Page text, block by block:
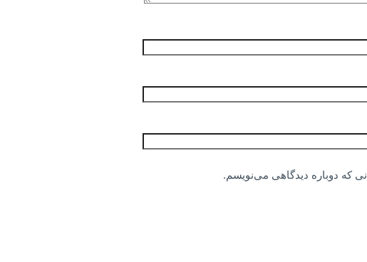
که دوباره دیدگاهی می‌نویسم.